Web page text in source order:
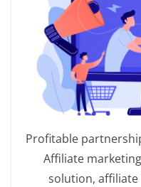
Profitable
Affiliate
solution,